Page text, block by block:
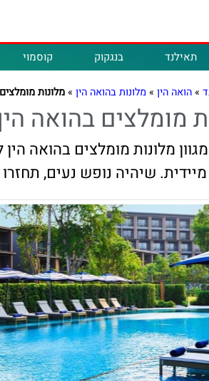
תאילנד בנגקוק קוסמוי
»הואה הין » מלונות בהואה הין »מלונות
מומלצים בהואה
מלונות מומלצים בהואה
שיהיה נופש נעים,